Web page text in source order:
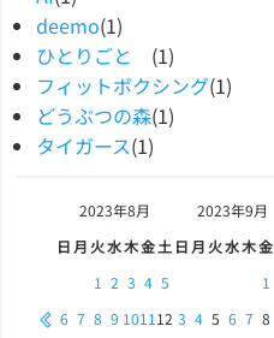
deemo(1)
ひとりごと (1)
フィットボクシング(1)
どうぶつの森(1)
タイガース(1)
2023年8月
日 月 火水木金土
1 2 3 4 5
6 7 8 9 101112
2023年9月
日 月 火水木金
1
3 4 5 6 7 8